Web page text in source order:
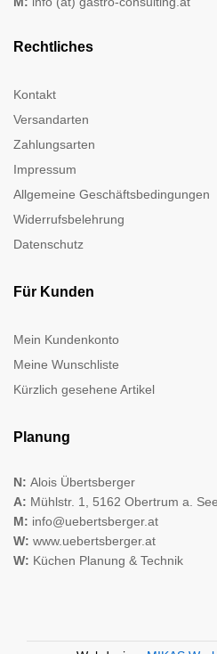
Rechtliches
Kontakt
Versandarten
Zahlungsarten
Impressum
Allgemeine Geschäftsbedingungen
Widerrufsbelehrung
Datenschutz
Für Kunden
Mein Kundenkonto
Meine Wunschliste
Kürzlich gesehene Artikel
Planung
N: Alois Übertsberger
A: Mühlstr. 1, 5162 Obertrum a. See
M: info@uebertsberger.at
W: www.uebertsberger.at
W: Küchen Planung & Technik